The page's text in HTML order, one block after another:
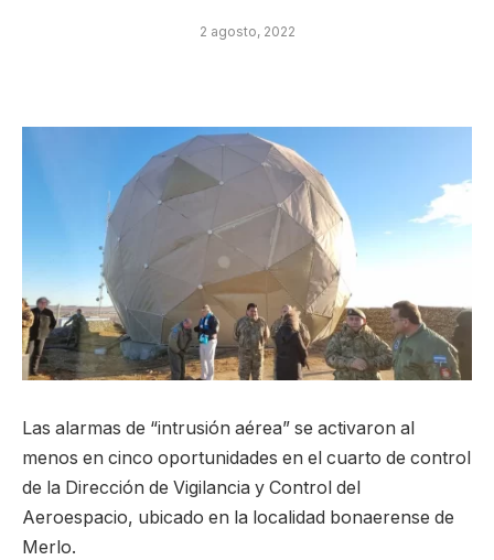
2 agosto, 2022
Las alarmas de “intrusión aérea” se activaron al
menos en cinco oportunidades en el cuarto de control
de la Dirección de Vigilancia y Control del
Aeroespacio, ubicado en la localidad bonaerense de
Merlo.